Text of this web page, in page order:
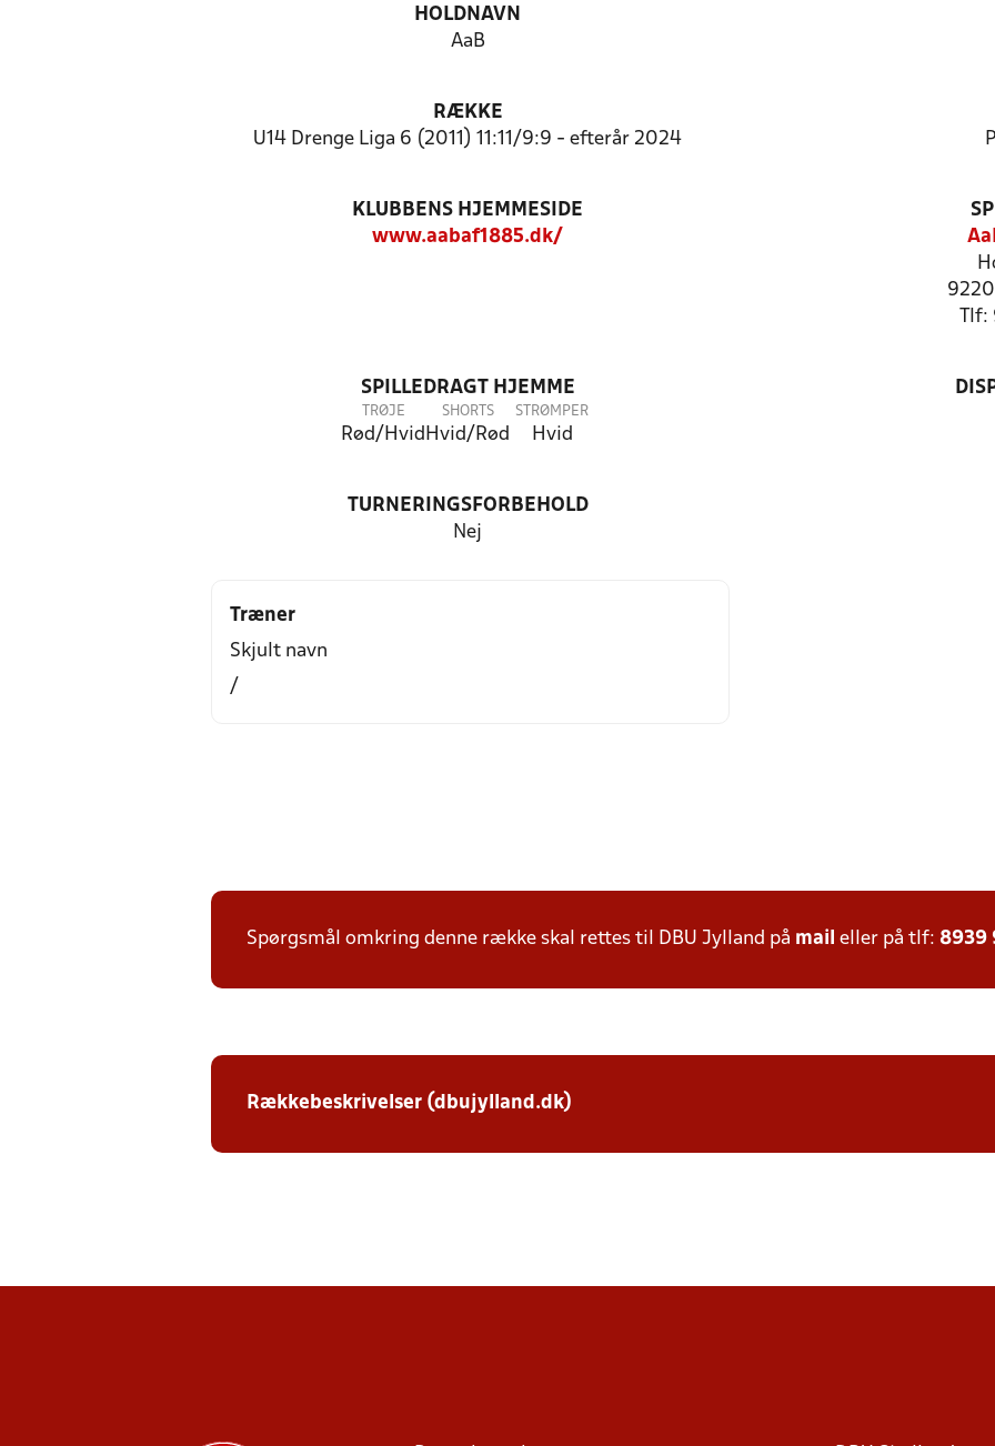
HOLDNAVN
AaB
RÆKKE
U14 Drenge Liga 6 (2011) 11:11/9:9 - efterår 2024
KLUBBENS HJEMMESIDE
www.aabaf1885.dk/
SPILLEDRAGT HJEMME
TRØJE
Rød/Hvid
SHORTS
Hvid/Rød
STRØMPER
Hvid
TURNERINGSFORBEHOLD
Nej
Træner
Skjult navn
/
Spørgsmål omkring denne række skal rettes til DBU Jylland på mail eller på tlf: 8939
Rækkebeskrivelser (dbujylland.dk)